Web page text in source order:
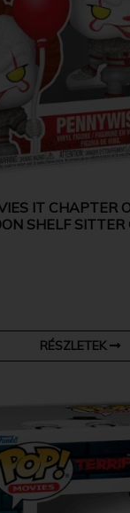
IT CHAPTER
SHELF SITTER
RÉSZLETEK